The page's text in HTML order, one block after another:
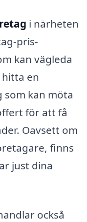
i närheten
pris-
kan vägleda
en
kan möta
för att få
Oavsett om
finns
just dina
också